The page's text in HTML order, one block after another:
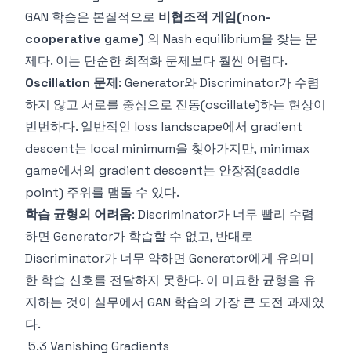
GAN 학습은 본질적으로 비협조적 게임(non-
cooperative game) 의 Nash equilibrium을 찾는 문
제다. 이는 단순한 최적화 문제보다 훨씬 어렵다.
Oscillation 문제: Generator와 Discriminator가 수렴
하지 않고 서로를 중심으로 진동(oscillate)하는 현상이
빈번하다. 일반적인 loss landscape에서 gradient
descent는 local minimum을 찾아가지만, minimax
game에서의 gradient descent는 안장점(saddle
point) 주위를 맴돌 수 있다.
학습 균형의 어려움: Discriminator가 너무 빨리 수렴
하면 Generator가 학습할 수 없고, 반대로
Discriminator가 너무 약하면 Generator에게 유의미
한 학습 신호를 전달하지 못한다. 이 미묘한 균형을 유
지하는 것이 실무에서 GAN 학습의 가장 큰 도전 과제였
다.
5.3 Vanishing Gradients